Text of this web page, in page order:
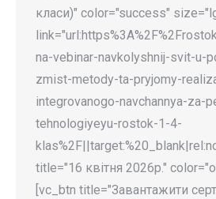
класи)" color="success"
na-vebinar-navkolyshnij-svit-u-
zmist-metody-ta-pryjomy-
integrovanogo-navchannya-za-
tehnologiyeyu-rostok-1-4-
title="16 квітня 2026р."
[vc_btn title="Завантажити